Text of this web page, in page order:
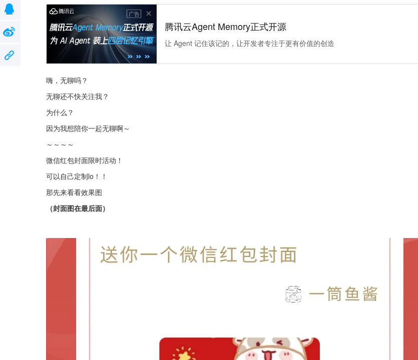
广告
腾讯云Agent Memory正式开源
让 Agent 记住该记的，让开发者专注于更有价值的创造
嗨，无聊吗？
无聊还不快关注我？
为什么？
因为我想陪你一起无聊啊～
～～～～
微信红包封面限时活动！
可以自己定制lo！！
那先来看看效果图
（封面图在最后面）